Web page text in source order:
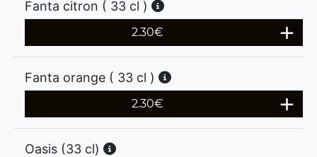
Fanta citron ( 33 cl )
2.30€
Fanta orange ( 33 cl )
2.30€
Oasis (33 cl)